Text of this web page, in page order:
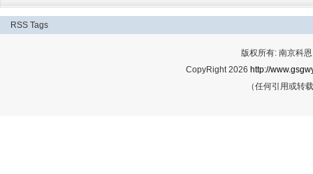
RSS Tags
版权所有: 南京科
CopyRight 2026 http://
（任何引用或转